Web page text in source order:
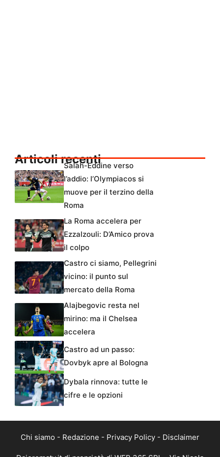
Articoli recenti
Salah-Eddine verso
l’addio: l’Olympiacos si
muove per il terzino della
Roma
La Roma accelera per
Ezzalzouli: D’Amico prova
il colpo
Castro ci siamo, Pellegrini
vicino: il punto sul
mercato della Roma
Alajbegovic resta nel
mirino: ma il Chelsea
accelera
Castro ad un passo:
Dovbyk apre al Bologna
Dybala rinnova: tutte le
cifre e le opzioni
Chi siamo - Redazione - Privacy Policy - Disclaimer